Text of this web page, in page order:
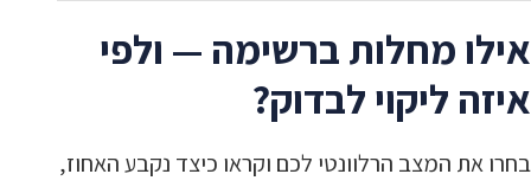
אילו מחלות ברשימה — ולפי
איזה ליקוי לבדוק?
בחרו את המצב הרלוונטי לכם וקראו כיצד נקבע האחוז,